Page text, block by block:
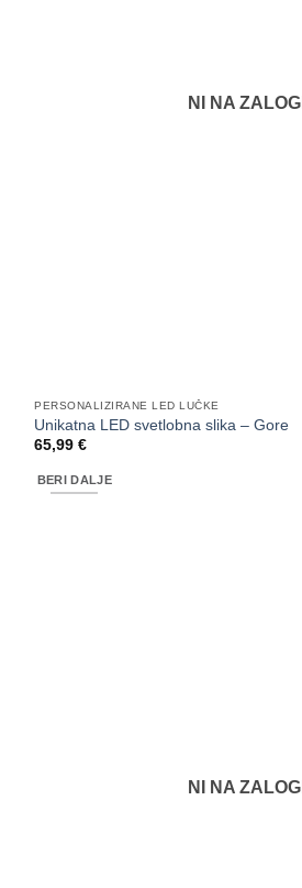
NI NA ZALOGI
PERSONALIZIRANE LED LUČKE
Unikatna LED svetlobna slika – Gore
65,99€
BERI DALJE
NI NA ZALOGI